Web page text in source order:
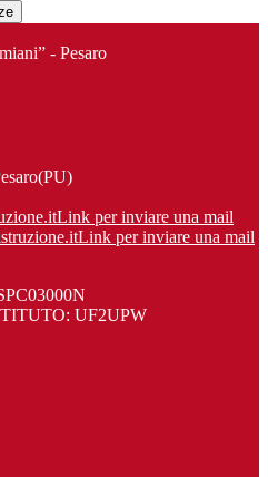
- Pesaro
Link per inviare una mail
Link per inviare una mail
UF2UPW